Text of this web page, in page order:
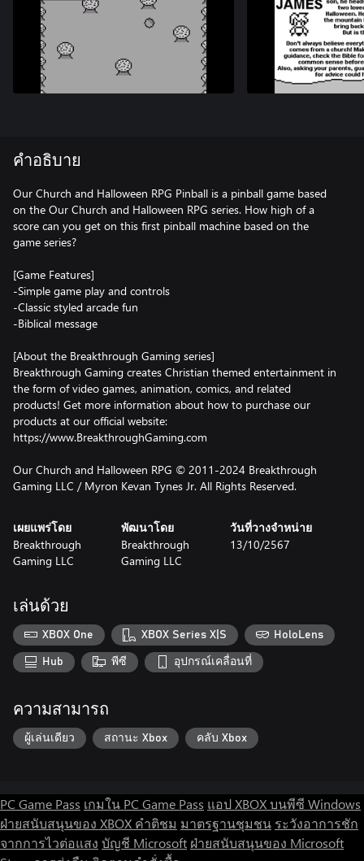
คำอธิบาย
Our Church and Halloween RPG Pinball is a pinball game based
on the Our Church and Halloween RPG series. How high of a
score can you get on this first pinball machine based on the
game series?
[Game Features]
-Simple game play and controls
-Classic styled arcade fun
-Biblical message
[About the Breakthrough Gaming series]
Breakthrough Gaming creates Christian themed entertainment in
the form of video games, animation, comics, and related
products! Get more information about how to purchase our
products at our official website:
https://www.BreakthroughGaming.com
Our Church and Halloween RPG © 2011-2024 Breakthrough
Gaming LLC / Myron Kevan Tynes Jr. All Rights Reserved.
เผยแพร่โดย
Breakthrough
Gaming LLC
พัฒนาโดย
Breakthrough
Gaming LLC
วันที่วางจำหน่าย
13/10/2567
เล่นด้วย
XBOX One XBOX Series X|S HoloLens
Hub พีซี อุปกรณ์เคลื่อนที่
ความสามารถ
ผู้เล่นเดียว สถานะ Xbox คลับ Xbox
PC Game Pass เกมใน PC Game Pass แอป XBOX บนพีซี Windows
ฝ่ายสนับสนุนของ XBOX คำติชม มาตรฐานชุมชน ระวังอาการชัก
จากการไวต่อแสง บัญชี Microsoft ฝ่ายสนับสนุนของ Microsoft